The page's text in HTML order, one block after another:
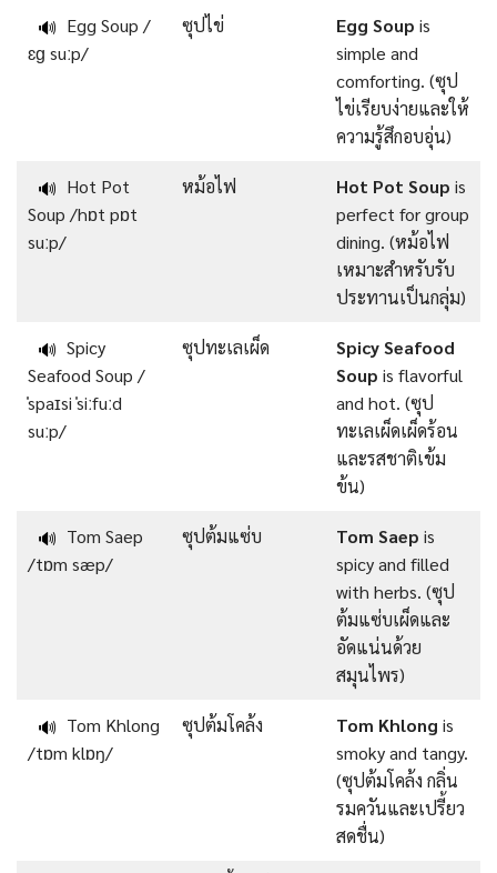
🔊 Egg Soup /
ɛɡ suːp/
ซุปไข่ Egg Soup is
simple and
comforting. (ซุป
ไข่เรียบง่ายและให้
ความรู้สึกอบอุ่น)
🔊 Hot Pot
Soup /hɒt pɒt
suːp/
หม้อไฟ Hot Pot Soup is
perfect for group
dining. (หม้อไฟ
เหมาะสำหรับรับ
ประทานเป็นกลุ่ม)
🔊 Spicy
Seafood Soup /
ˈspaɪsi ˈsiːfuːd
suːp/
ซุปทะเลเผ็ด
Spicy Seafood
Soup is flavorful
and hot. (ซุป
ทะเลเผ็ดเผ็ดร้อน
และรสชาติเข้ม
ข้น)
🔊 Tom Saep
/tɒm sæp/
ซุปต้มแซ่บ Tom Saep is
spicy and filled
with herbs. (ซุป
ต้มแซ่บเผ็ดและ
อัดแน่นด้วย
สมุนไพร)
🔊 Tom Khlong
/tɒm klɒŋ/
ซุปต้มโคล้ง Tom Khlong is
smoky and tangy.
(ซุปต้มโคล้ง กลิ่น
รมควันและเปรี้ยว
สดชื่น)